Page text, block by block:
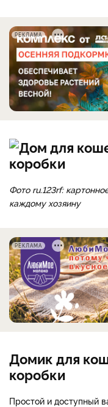
РЕКЛАМА
Фото ru.123rf:
каждому хозяину
РЕКЛАМА
Домик для
коробки
Простой и доступный